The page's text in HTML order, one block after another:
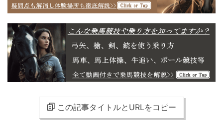
この記事タイトルとURLをコピー